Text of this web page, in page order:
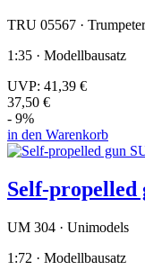
TRU 05567 · Trumpeter
1:35 · Modellbausatz
UVP: 41,39 €
37,50 €
- 9%
in den Warenkorb
Self-propelled
UM 304 · Unimodels
1:72 · Modellbausatz